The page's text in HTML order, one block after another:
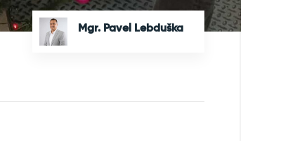
Mgr. Pavel Lebduška